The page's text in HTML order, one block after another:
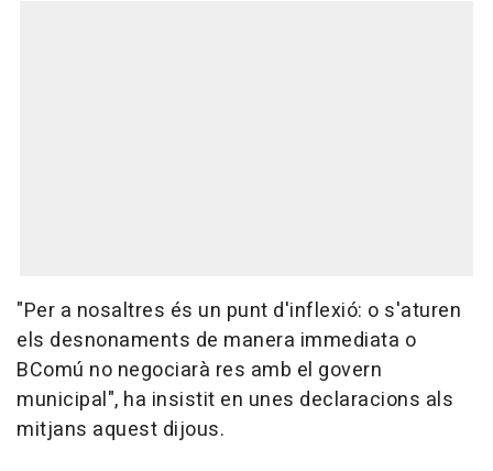
"Per a nosaltres és un punt d'inflexió: o s'aturen
els desnonaments de manera immediata o
BComú no negociarà res amb el govern
municipal", ha insistit en unes declaracions als
mitjans aquest dijous.